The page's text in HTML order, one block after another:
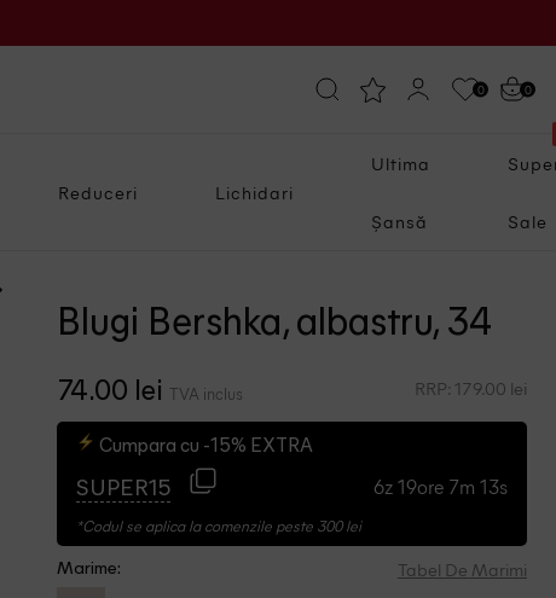
0 0
Reduceri Lichidari
Ultima
Șansă Sale
Blugi Bershka, albastru, 34
74.00 lei TVA inclus RRP: 179.00 lei
Cumpara cu -15% EXTRA
SUPER15 6z 19ore 7m 12s
*Codul se aplica la comenzile peste 300 lei
Marime: Tabel De Marimi